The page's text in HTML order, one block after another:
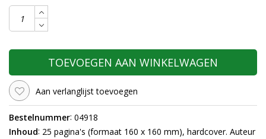
TOEVOEGEN AAN WINKELWAGEN
Aan verlanglijst toevoegen
Bestelnummer: 04918
Inhoud: 25 pagina's (formaat 160 x 160 mm), hardcover. Auteur